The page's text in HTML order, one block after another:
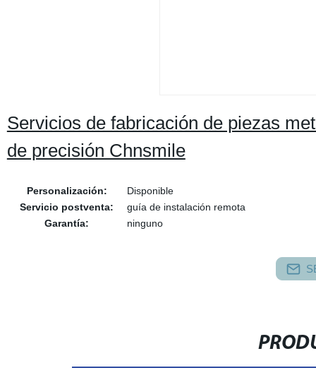
Servicios de fabricación de piezas
de precisión Chnsmile
Personalización:
Disponible
Servicio postventa:
guía de instalación remota
Garantía:
ninguno